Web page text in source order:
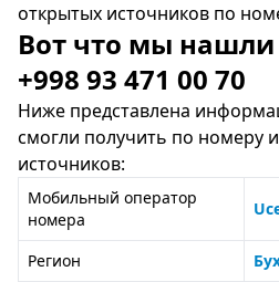
открытых источников по
Вот что мы
+998 93 471 00 70
Ниже представлена
смогли получить по номеру
источников:
Мобильный оператор
номера
Регион